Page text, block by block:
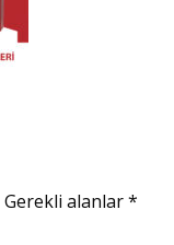
Gerekli alanlar*